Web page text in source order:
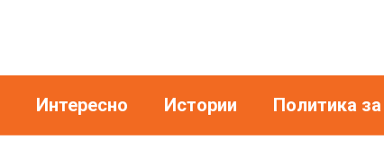
Интересно Истории Политика